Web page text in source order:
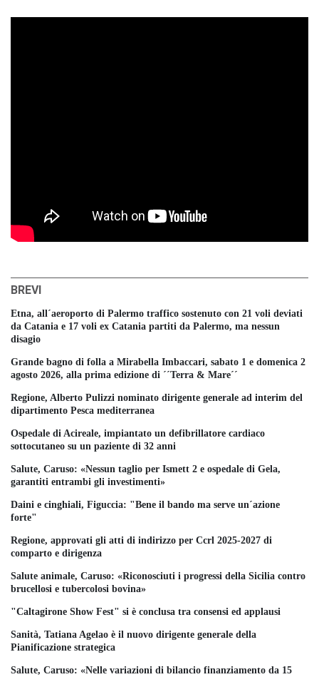
BREVI
Etna, all´aeroporto di Palermo traffico sostenuto con 21 voli deviati
da Catania e 17 voli ex Catania partiti da Palermo, ma nessun
disagio
Grande bagno di folla a Mirabella Imbaccari, sabato 1 e domenica 2
agosto 2026, alla prima edizione di ´´Terra & Mare´´
Regione, Alberto Pulizzi nominato dirigente generale ad interim del
dipartimento Pesca mediterranea
Ospedale di Acireale, impiantato un defibrillatore cardiaco
sottocutaneo su un paziente di 32 anni
Salute, Caruso: «Nessun taglio per Ismett 2 e ospedale di Gela,
garantiti entrambi gli investimenti»
Daini e cinghiali, Figuccia: "Bene il bando ma serve un´azione
forte"
Regione, approvati gli atti di indirizzo per Ccrl 2025-2027 di
comparto e dirigenza
Salute animale, Caruso: «Riconosciuti i progressi della Sicilia contro
brucellosi e tubercolosi bovina»
"Caltagirone Show Fest" si è conclusa tra consensi ed applausi
Sanità, Tatiana Agelao è il nuovo dirigente generale della
Pianificazione strategica
Salute, Caruso: «Nelle variazioni di bilancio finanziamento da 15